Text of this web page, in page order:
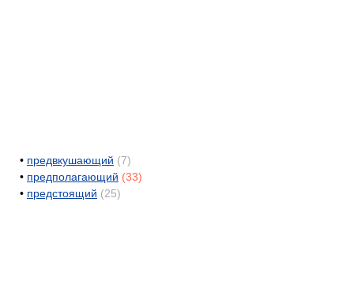
• предвкушающий (7)
• предполагающий (33)
• предстоящий (25)